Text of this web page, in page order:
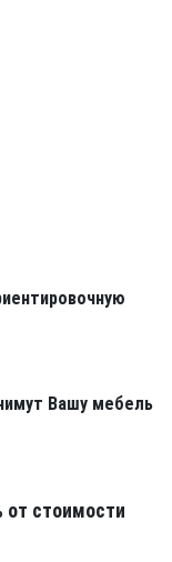
Вашу мебель
от стоимости